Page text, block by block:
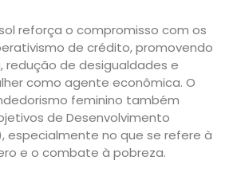
reforça o compromisso com os
de crédito, promovendo
redução de desigualdades e
como agente econômica. O
feminino também
de Desenvolvimento
especialmente no que se refere à
e o combate à pobreza.